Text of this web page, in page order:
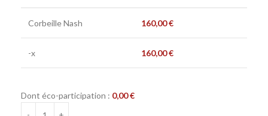
Corbeille Nash 160,00€
-x 160,00€
Dont éco-participation : 0,00€